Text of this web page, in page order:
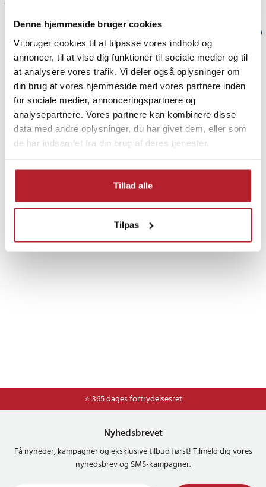
Denne hjemmeside bruger cookies
Vi bruger cookies til at tilpasse vores indhold og
annoncer, til at vise dig funktioner til sociale medier og til
at analysere vores trafik. Vi deler også oplysninger om
din brug af vores hjemmeside med vores partnere inden
for sociale medier, annonceringspartnere og
analysepartnere. Vores partnere kan kombinere disse
data med andre oplysninger, du har givet dem, eller som
de har indsamlet fra din brug af deres tjenester.
Tillad alle
Tilpas
PRISGARANTI
UDSALG
Belysning Udsalg 30-49 Kronor
⭐ 365 dages fortrydelsesret
Nyhedsbrevet
Få nyheder, kampagner og eksklusive tilbud først! Tilmeld dig vores
nyhedsbrev og SMS-kampagner.